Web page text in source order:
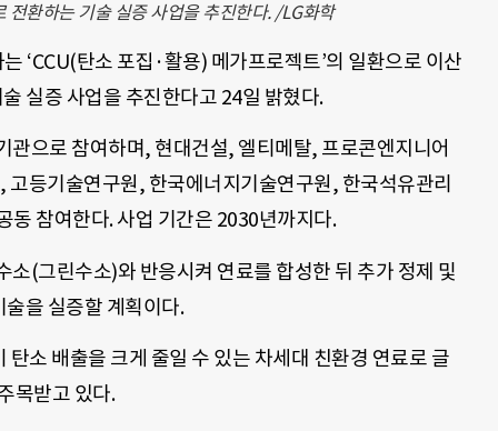
전환하는 기술 실증 사업을 추진한다. /LG화학
‘CCU(탄소 포집·활용) 메가프로젝트’의 일환으로 이산
실증 사업을 추진한다고 24일 밝혔다.
관으로 참여하며, 현대건설, 엘티메탈, 프로콘엔지니어
등기술연구원, 한국에너지기술연구원, 한국석유관리
참여한다. 사업 기간은 2030년까지다.
(그린수소)와 반응시켜 연료를 합성한 뒤 추가 정제 및
을 실증할 계획이다.
소 배출을 크게 줄일 수 있는 차세대 친환경 연료로 글
목받고 있다.